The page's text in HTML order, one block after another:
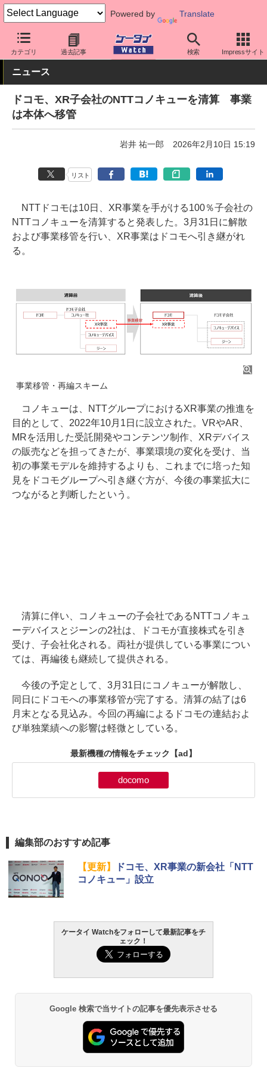
Powered by Translate
カテゴリ 過去記事 検索 Impressサイト
ケータイ Watch キャリア ドコモ
ニュース
ドコモ、XR子会社のNTTコノキューを清算 事業
は本体へ移管
岩井 祐一郎 2026年2月10日 15:19
リスト
NTTドコモは10日、XR事業を手がける100％子会社の
NTTコノキューを清算すると発表した。3月31日に解散
および事業移管を行い、XR事業はドコモへ引き継がれ
る。
事業移管・再編スキーム
コノキューは、NTTグループにおけるXR事業の推進を
目的として、2022年10月1日に設立された。VRやAR、
MRを活用した受託開発やコンテンツ制作、XRデバイス
の販売などを担ってきたが、事業環境の変化を受け、当
初の事業モデルを維持するよりも、これまでに培った知
見をドコモグループへ引き継ぐ方が、今後の事業拡大に
つながると判断したという。
清算に伴い、コノキューの子会社であるNTTコノキュ
ーデバイスとジーンの2社は、ドコモが直接株式を引き
受け、子会社化される。両社が提供している事業につい
ては、再編後も継続して提供される。
今後の予定として、3月31日にコノキューが解散し、
同日にドコモへの事業移管が完了する。清算の結了は6
月末となる見込み。今回の再編によるドコモの連結およ
び単独業績への影響は軽微としている。
最新機種の情報をチェック 【ad】
docomo
編集部のおすすめ記事
【更新】
ドコモ、XR事業の新会社「NTT
コノキュー」設立
ケータイ Watchをフォローして最新記事をチ
ェック！
Google 検索で当サイトの記事を優先表示させる